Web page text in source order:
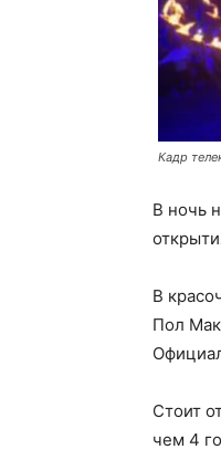
Кадр
В ночь
В
Пол
Стоит
чем 4